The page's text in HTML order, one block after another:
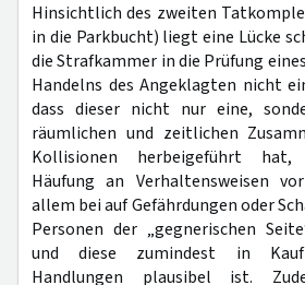
Hinsichtlich des zweiten
in die Parkbucht) liegt eine Lücke
die Strafkammer in die Prüfung
Handelns des Angeklagten nicht
dass dieser nicht nur eine,
räumlichen und zeitlichen
Kollisionen herbeigeführt
Häufung an Verhaltensweisen
allem bei auf Gefährdungen oder
Personen der „gegnerischen
und diese zumindest in Kauf
Handlungen plausibel ist.